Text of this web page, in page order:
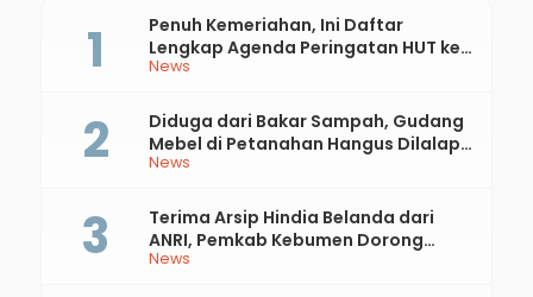
News
Penuh Kemeriahan, Ini Daftar
Lengkap Agenda Peringatan HUT ke-
81 RI dan Hari Jadi ke-397 Kabupaten
News
Diduga dari Bakar Sampah, Gudang
Mebel di Petanahan Hangus Dilalap
Api
News
Terima Arsip Hindia Belanda dari
ANRI, Pemkab Kebumen Dorong
Integrasi Sejarah, Geopark, dan